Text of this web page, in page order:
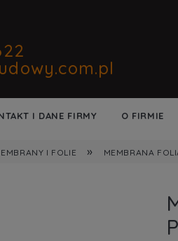
I DANE FIRMY O FIRMIE
I FOLIE » MEMBRANA